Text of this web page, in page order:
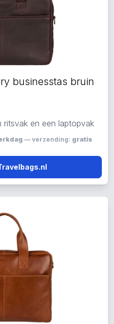
businesstas bruin
en een laptopvak
— verzending: gratis